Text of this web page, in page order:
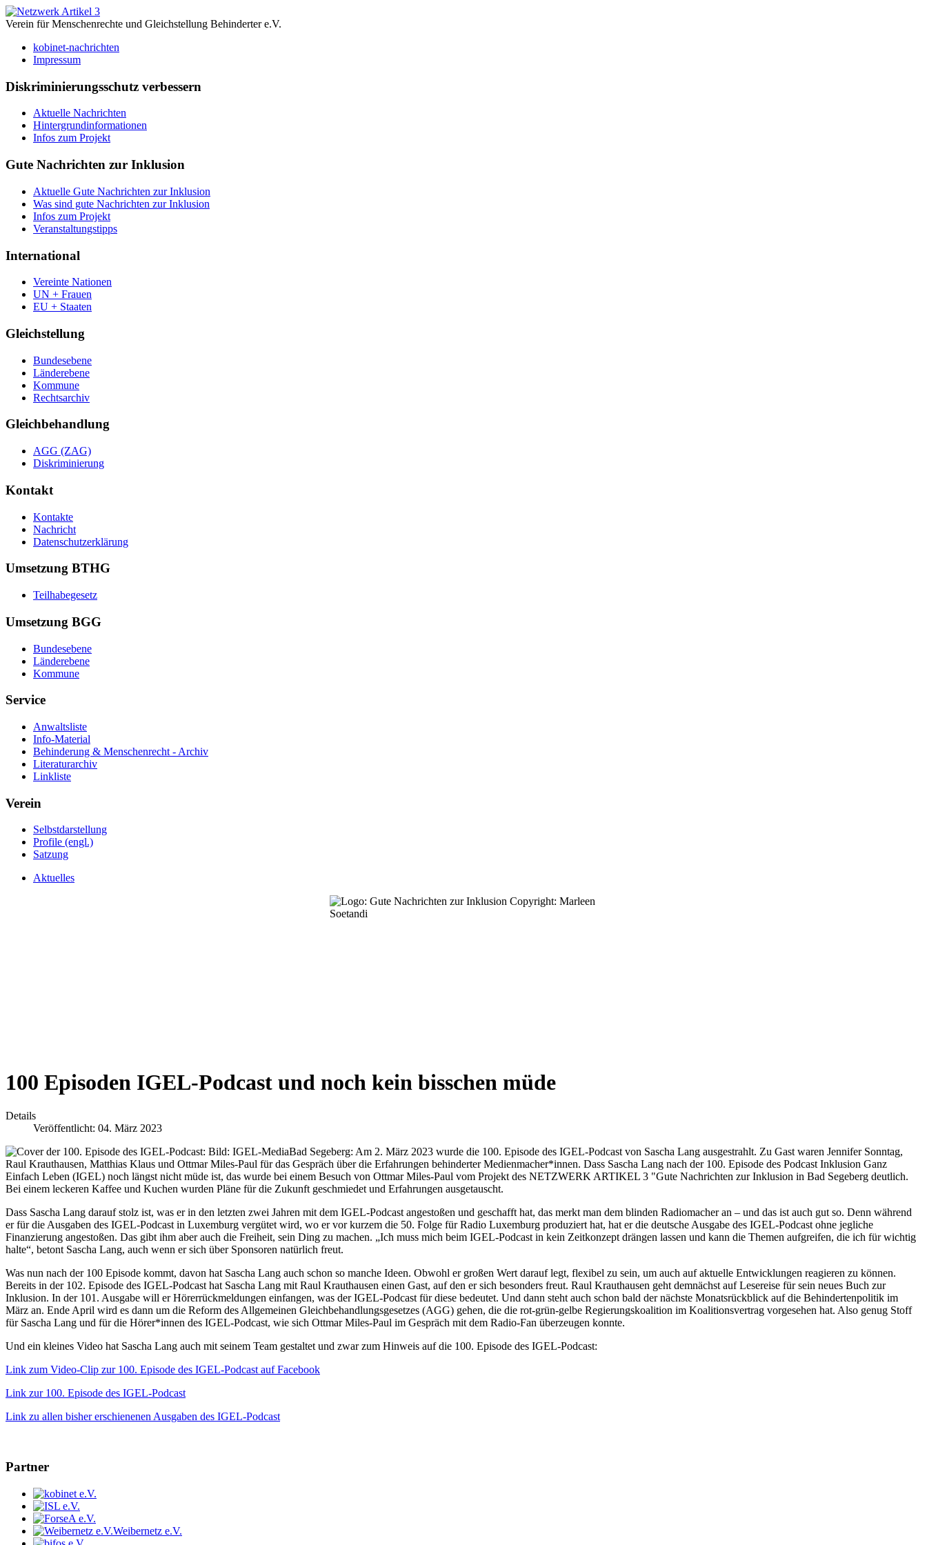
Verein für Menschenrechte und Gleichstellung Behinderter e.V.
kobinet-nachrichten
Impressum
Diskriminierungsschutz verbessern
Aktuelle Nachrichten
Hintergrundinformationen
Infos zum Projekt
Gute Nachrichten zur Inklusion
Aktuelle Gute Nachrichten zur Inklusion
Was sind gute Nachrichten zur Inklusion
Infos zum Projekt
Veranstaltungstipps
International
Vereinte Nationen
UN + Frauen
EU + Staaten
Gleichstellung
Bundesebene
Länderebene
Kommune
Rechtsarchiv
Gleichbehandlung
AGG (ZAG)
Diskriminierung
Kontakt
Kontakte
Nachricht
Datenschutzerklärung
Umsetzung BTHG
Teilhabegesetz
Umsetzung BGG
Bundesebene
Länderebene
Kommune
Service
Anwaltsliste
Info-Material
Behinderung & Menschenrecht - Archiv
Literaturarchiv
Linkliste
Verein
Selbstdarstellung
Profile (engl.)
Satzung
Aktuelles
100 Episoden IGEL-Podcast und noch kein bisschen müde
Details
Veröffentlicht: 04. März 2023
Bad Segeberg: Am 2. März 2023 wurde die 100. Episode des IGEL-Podcast von Sascha Lang ausgestrahlt. Zu Gast waren Jennifer Sonntag,
Raul Krauthausen, Matthias Klaus und Ottmar Miles-Paul für das Gespräch über die Erfahrungen behinderter Medienmacher*innen. Dass Sascha Lang nach der 100. Episode des Podcast Inklusion Ganz
Einfach Leben (IGEL) noch längst nicht müde ist, das wurde bei einem Besuch von Ottmar Miles-Paul vom Projekt des NETZWERK ARTIKEL 3 "Gute Nachrichten zur Inklusion in Bad Segeberg deutlich.
Bei einem leckeren Kaffee und Kuchen wurden Pläne für die Zukunft geschmiedet und Erfahrungen ausgetauscht.
Dass Sascha Lang darauf stolz ist, was er in den letzten zwei Jahren mit dem IGEL-Podcast angestoßen und geschafft hat, das merkt man dem blinden Radiomacher an – und das ist auch gut so. Denn während
er für die Ausgaben des IGEL-Podcast in Luxemburg vergütet wird, wo er vor kurzem die 50. Folge für Radio Luxemburg produziert hat, hat er die deutsche Ausgabe des IGEL-Podcast ohne jegliche
Finanzierung angestoßen. Das gibt ihm aber auch die Freiheit, sein Ding zu machen. „Ich muss mich beim IGEL-Podcast in kein Zeitkonzept drängen lassen und kann die Themen aufgreifen, die ich für wichtig
halte“, betont Sascha Lang, auch wenn er sich über Sponsoren natürlich freut.
Was nun nach der 100 Episode kommt, davon hat Sascha Lang auch schon so manche Ideen. Obwohl er großen Wert darauf legt, flexibel zu sein, um auch auf aktuelle Entwicklungen reagieren zu können.
Bereits in der 102. Episode des IGEL-Podcast hat Sascha Lang mit Raul Krauthausen einen Gast, auf den er sich besonders freut. Raul Krauthausen geht demnächst auf Lesereise für sein neues Buch zur
Inklusion. In der 101. Ausgabe will er Hörerrückmeldungen einfangen, was der IGEL-Podcast für diese bedeutet. Und dann steht auch schon bald der nächste Monatsrückblick auf die Behindertenpolitik im
März an. Ende April wird es dann um die Reform des Allgemeinen Gleichbehandlungsgesetzes (AGG) gehen, die die rot-grün-gelbe Regierungskoalition im Koalitionsvertrag vorgesehen hat. Also genug Stoff
für Sascha Lang und für die Hörer*innen des IGEL-Podcast, wie sich Ottmar Miles-Paul im Gespräch mit dem Radio-Fan überzeugen konnte.
Und ein kleines Video hat Sascha Lang auch mit seinem Team gestaltet und zwar zum Hinweis auf die 100. Episode des IGEL-Podcast:
Link zum Video-Clip zur 100. Episode des IGEL-Podcast auf Facebook
Link zur 100. Episode des IGEL-Podcast
Link zu allen bisher erschienenen Ausgaben des IGEL-Podcast
Partner
Weibernetz e.V.